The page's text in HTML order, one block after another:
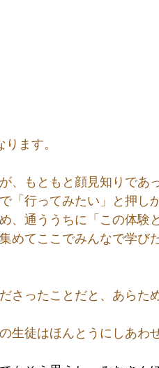
ます。
、もともと顔見知りであ
「行ってみたい」と押し
、通ううちに「この体験
めてここでみんなで学び
さったことだと、あらた
生徒はほんとうにしあわ